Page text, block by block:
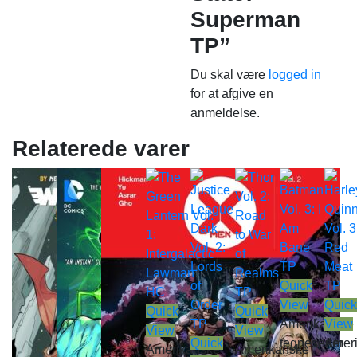
Superman
TP”
Du skal være logged in
for at afgive en
anmeldelse.
Relaterede varer
Quick
View
Amerikanske
Quick
Quick
View
Amerikanske
Quick
View
Amerikanske
tegneserier
Quick
View